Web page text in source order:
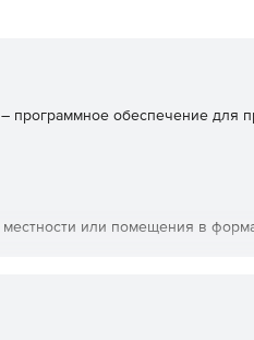
– программное обеспечение для
или помещения в